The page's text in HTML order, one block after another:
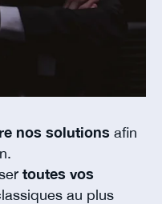
nos solutions afin
toutes vos
au plus